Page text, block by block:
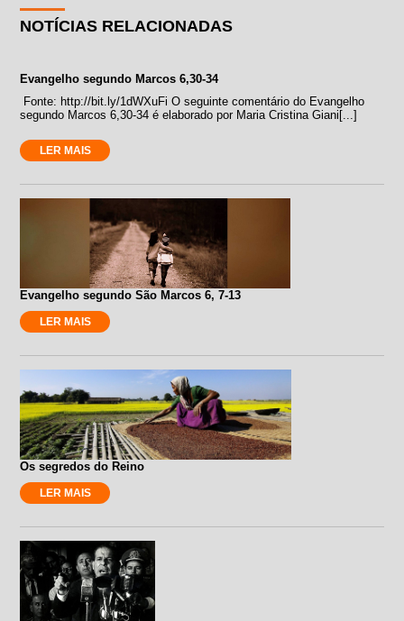
NOTÍCIAS RELACIONADAS
Evangelho segundo Marcos 6,30-34
Fonte: http://bit.ly/1dWXuFi O seguinte comentário do Evangelho
segundo Marcos 6,30-34 é elaborado por Maria Cristina Giani[...]
LER MAIS
Evangelho segundo São Marcos 6, 7-13
LER MAIS
Os segredos do Reino
LER MAIS